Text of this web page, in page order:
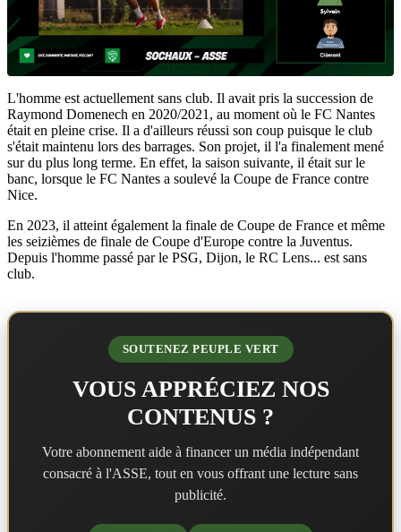
L'homme est actuellement sans club. Il avait pris la succession de
Raymond Domenech en 2020/2021, au moment où le FC Nantes
était en pleine crise. Il a d'ailleurs réussi son coup puisque le club
s'était maintenu lors des barrages. Son projet, il l'a finalement mené
sur du plus long terme. En effet, la saison suivante, il était sur le
banc, lorsque le FC Nantes a soulevé la Coupe de France contre
Nice.
En 2023, il atteint également la finale de Coupe de France et même
les seizièmes de finale de Coupe d'Europe contre la Juventus.
Depuis l'homme passé par le PSG, Dijon, le RC Lens... est sans
club.
SOUTENEZ PEUPLE VERT
VOUS APPRÉCIEZ NOS
CONTENUS ?
Votre abonnement aide à financer un média indépendant
consacré à l'ASSE, tout en vous offrant une lecture sans
publicité.